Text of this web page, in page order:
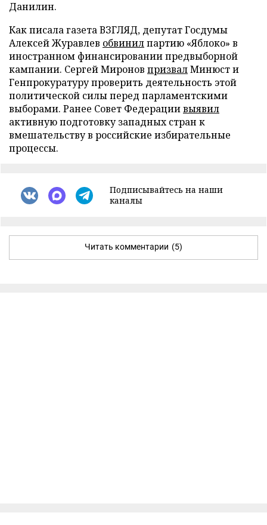
Данилин.
Как писала газета ВЗГЛЯД, депутат Госдумы
Алексей Журавлев обвинилпартию «Яблоко» в
иностранном финансировании предвыборной
кампании. Сергей Миронов призвалМинюст и
Генпрокуратуру проверить деятельность этой
политической силы перед парламентскими
выборами. Ранее Совет Федерациивыявил
активную подготовку западных стран к
вмешательству в российские избирательные
процессы.
Подписывайтесь на наши
каналы
Читать комментарии (5)